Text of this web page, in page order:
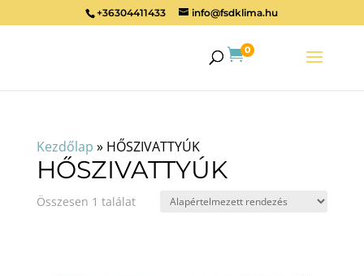
+36304411433 info@fsdklima.hu
0
Kezdőlap » HŐSZIVATTYÚK
HŐSZIVATTYÚK
Összesen 1 találat